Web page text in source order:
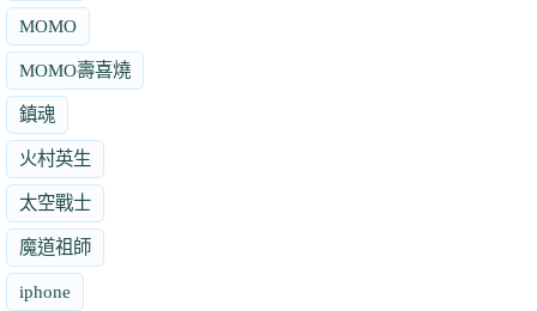
MOMO
MOMO壽喜燒
鎮魂
火村英生
太空戰士
魔道祖師
iphone